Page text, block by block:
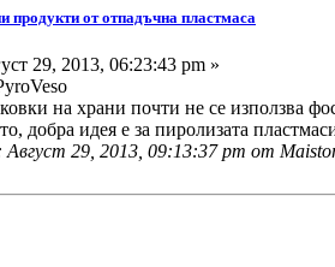
продукти от отпадъчна пластмаса
29, 2013, 06:23:43 pm »
на храни почти не се използва
добра идея е за пиролизата
Август 29, 2013, 09:13:37 pm от